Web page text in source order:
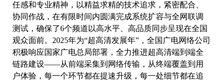
任感和专业精神，以精益求精的技术追求，紧密配合、
协同作战，在有限时间内圆满完成系统扩容与全网联调
测试，确保了6个频道以高水平、高品质同步呈现在全国
观众面前。2025年为“超高清发展年”，全国广电网络公司
积极响应国家广电总局部署，全力推进超高清端到端全
链路建设——从前端采集到网络传输，从终端覆盖到用
户体验，每一个环节都在提速升级，每一处细节都在追